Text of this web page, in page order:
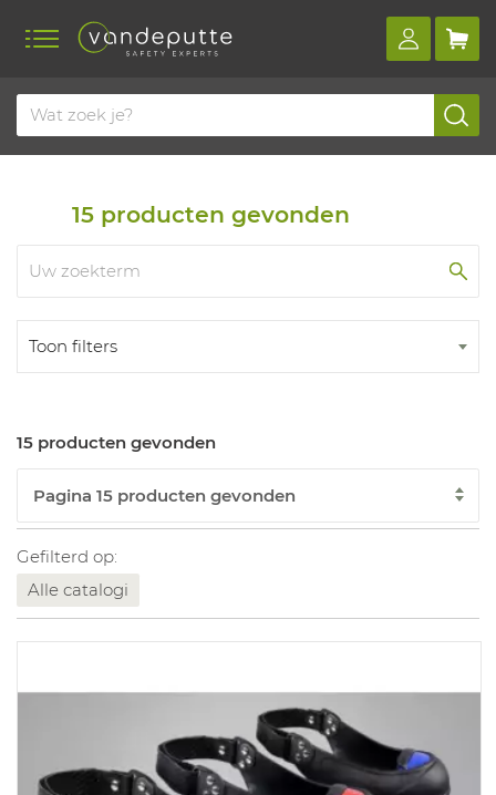
Home Producten
Accessoires
Overschoenen
15 producten gevonden
Toon filters
15 producten gevonden
Gefilterd op:
Alle catalogi